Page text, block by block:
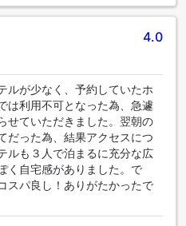
4.0
ルが少なく、予約していたホ
は利用不可となった為、急遽
せていただきました。翌朝の
だった為、結果アクセスにつ
ルも３人で泊まるに充分な広
く自宅感がありました。で
スパ良し！ありがたかったで